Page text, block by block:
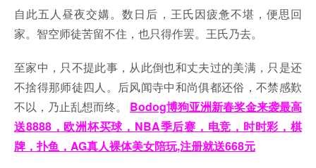
自此五人昼夜交媾。数日后，王氏因疲惫不堪，便思回
家。智空师徒苦留不住，也只得作罢。王氏乃去。
至家中，只不提此事，从此倒也和丈夫过的美满，只是还
不捨得那师徒四人。后风闻寺中和尚俱都还俗，不禁感歎
不以，乃止乱想而终。 Bodog博狗亚洲新春奖金来袭最高
送8888，欧洲杯买球，NBA季后赛，电竞，时时彩，棋
牌，扑鱼，AG真人裸体美女陪玩,注册就送668元